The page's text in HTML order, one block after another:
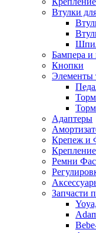
Втулки
Бампера
Кнопки
Элементы
Адаптеры
Крепеж и
Ремни
Запчасти